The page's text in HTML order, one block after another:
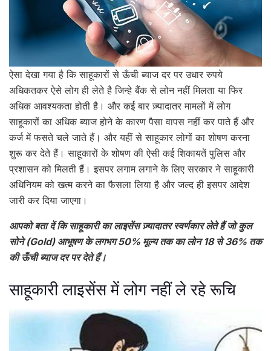
ऐसा देखा गया है कि साहूकारों से ऊँची ब्याज दर पर उधार रुपये
अधिकतकर ऐसे लोग ही लेते है जिन्हे बैंक से लोन नहीं मिलता या फिर
अधिक आवश्यकता होती है। और कई बार ज़्यादातर मामलों में लोग
साहूकारों का अधिक ब्याज होने के कारण पैसा वापस नहीं कर पाते हैं और
कर्ज में फसते चले जाते हैं। और यहीं से साहूकार लोगों का शोषण करना
शुरू कर देते हैं। साहूकारों के शोषण की ऐसी कई शिकायतें पुलिस और
प्रशासन को मिलती हैं। इसपर लगाम लगाने के लिए सरकार ने साहूकारी
अधिनियम को खत्म करने का फैसला लिया है और जल्द ही इसपर आदेश
जारी कर दिया जाएगा।
आपको बता दें कि साहूकारी का लाइसेंस ज़्यादातर स्वर्णकार लेते हैं जो कुल
सोने (Gold) आभूषण के लगभग 50% मूल्य तक का लोन 18 से 36% तक
की ऊँची ब्याज दर पर देते हैं।
साहूकारी लाइसेंस में लोग नहीं ले रहे रूचि